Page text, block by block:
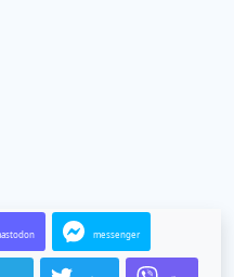
messenger